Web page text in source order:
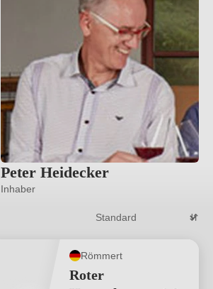
Peter Heidecker
Inhaber
Römmert
Roter